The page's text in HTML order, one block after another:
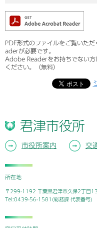
PDF形式のファイルをご覧いた
aderが必要です。
Adobe Readerをお持ちでない方
ください。（無料）
君津市役所
市役所案内 交
所在地
〒299-1192 千葉県君津市久保2丁目
Tel:0439-56-1581(総務課 代表番号)